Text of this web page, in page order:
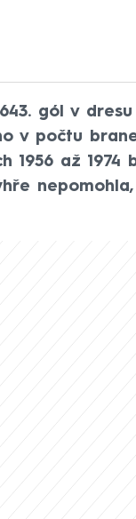
gól v dresu
v počtu
až 1974